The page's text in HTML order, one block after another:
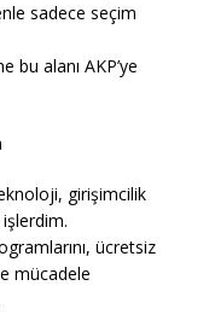
sadece seçim
bu alanı AKP’ye
girişimcilik
ücretsiz
mücadele